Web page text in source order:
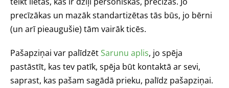
precīzākas un mazāk standartizētas tās būs, jo bērni
(un arī pieaugušie) tām vairāk ticēs.
Pašapziņai var palīdzētSarunu aplis, jo spēja
pastāstīt, kas tev patīk, spēja būt kontaktā ar sevi,
saprast, kas pašam sagādā prieku, palīdz pašapziņai.